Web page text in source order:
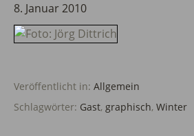
8. Januar 2010
Veröffentlicht in: Allgemein
Schlagwörter: Gast, graphisch, Winter